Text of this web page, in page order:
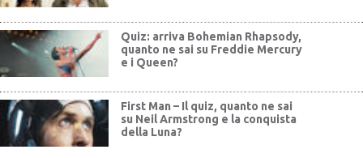
Quiz: arriva Bohemian Rhapsody,
quanto ne sai su Freddie Mercury
e i Queen?
First Man – Il quiz, quanto ne sai
su Neil Armstrong e la conquista
della Luna?